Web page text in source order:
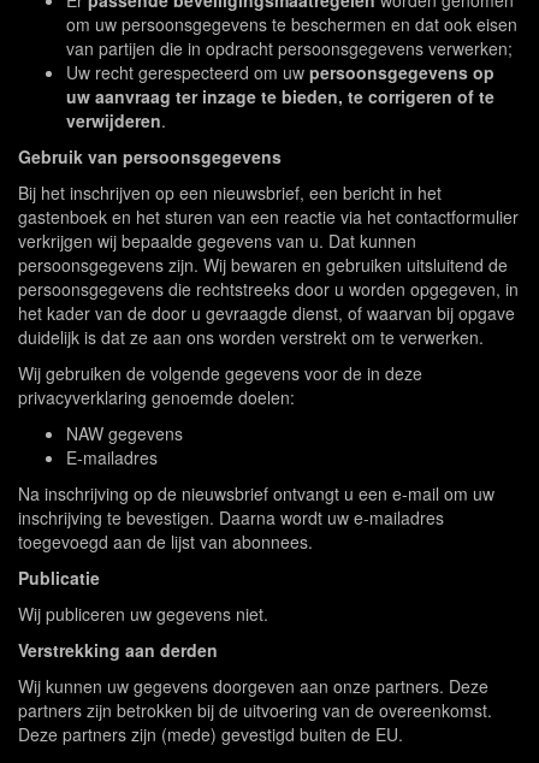
om uw persoonsgegevens te beschermen en dat ook eisen
van partijen die in opdracht persoonsgegevens verwerken;
Uw recht gerespecteerd om uw persoonsgegevens op
uw aanvraag ter inzage te bieden, te corrigeren of te
verwijderen.
Gebruik van persoonsgegevens
Bij het inschrijven op een nieuwsbrief, een bericht in het
gastenboek en het sturen van een reactie via het contactformulier
verkrijgen wij bepaalde gegevens van u. Dat kunnen
persoonsgegevens zijn. Wij bewaren en gebruiken uitsluitend de
persoonsgegevens die rechtstreeks door u worden opgegeven, in
het kader van de door u gevraagde dienst, of waarvan bij opgave
duidelijk is dat ze aan ons worden verstrekt om te verwerken.
Wij gebruiken de volgende gegevens voor de in deze
privacyverklaring genoemde doelen:
NAW gegevens
E-mailadres
Na inschrijving op de nieuwsbrief ontvangt u een e-mail om uw
inschrijving te bevestigen. Daarna wordt uw e-mailadres
toegevoegd aan de lijst van abonnees.
Publicatie
Wij publiceren uw gegevens niet.
Verstrekking aan derden
Wij kunnen uw gegevens doorgeven aan onze partners. Deze
partners zijn betrokken bij de uitvoering van de overeenkomst.
Deze partners zijn (mede) gevestigd buiten de EU.